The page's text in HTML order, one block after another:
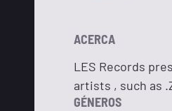
ACERCA
LES Records
artists , such as
GÉNEROS